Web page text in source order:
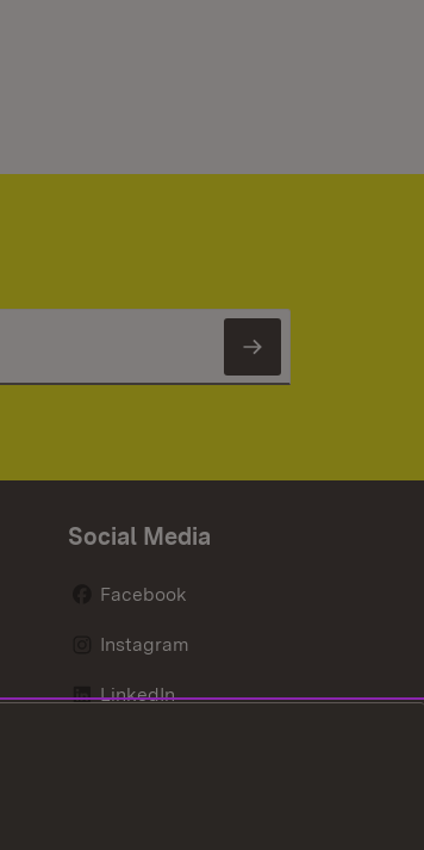
Newsletter
Social Media
Facebook
Instagram
LinkedIn